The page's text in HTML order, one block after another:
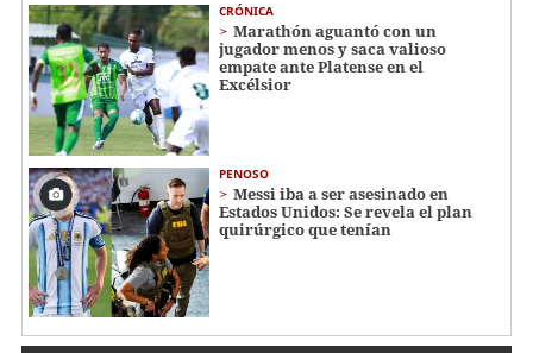
CRÓNICA
Marathón aguantó con un
jugador menos y saca valioso
empate ante Platense en el
Excélsior
PENOSO
Messi iba a ser asesinado en
Estados Unidos: Se revela el plan
quirúrgico que tenían